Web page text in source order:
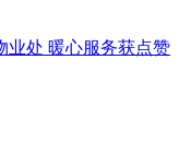
业处 暖心服务获点赞